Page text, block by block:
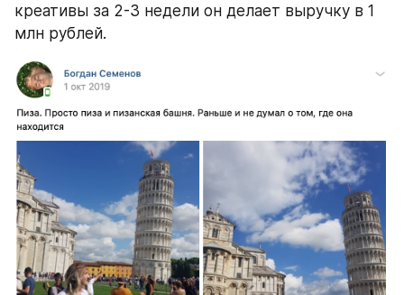
креативы за 2-3 недели он делает выручку в 1
млн рублей.